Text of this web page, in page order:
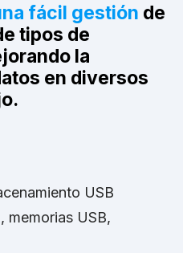
fácil gestión de
tipos de
la
en diversos
USB
memorias USB,